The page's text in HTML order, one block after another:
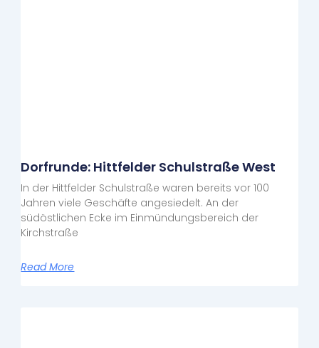
Dorfrunde: Hittfelder Schulstraße West
In der Hittfelder Schulstraße waren bereits vor 100
Jahren viele Geschäfte angesiedelt. An der
südöstlichen Ecke im Einmündungsbereich der
Kirchstraße
Read More